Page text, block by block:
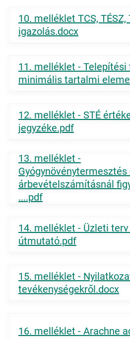
10. melléklet TCS,
igazolás.docx
11. melléklet - Telepítési
minimális tartalmi
12. melléklet - STÉ
jegyzéke.pdf
13. melléklet -
Gyógynövénytermesztés
árbevételszámításnál
....pdf
14. melléklet - Üzleti
útmutató.pdf
15. melléklet -
tevékenységekről.docx
16. melléklet - Arachne